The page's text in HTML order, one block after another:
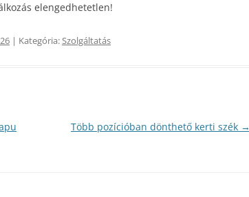
elengedhetetlen!
| Kategória:Szolgáltatás
Több pozícióban dönthető kerti szék →